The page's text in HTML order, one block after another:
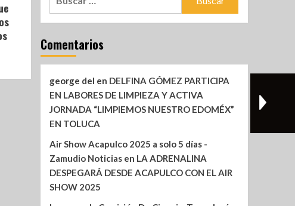
Comentarios
george del en DELFINA GÓMEZ PARTICIPA
EN LABORES DE LIMPIEZA Y ACTIVA
JORNADA “LIMPIEMOS NUESTRO EDOMÉX”
EN TOLUCA
Air Show Acapulco 2025 a solo 5 días -
Zamudio Noticiasen LA ADRENALINA
DESPEGARÁ DESDE ACAPULCO CON EL AIR
SHOW 2025